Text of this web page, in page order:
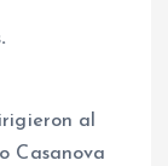
al
Casanova